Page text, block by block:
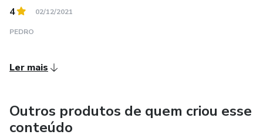
4 02/12/2021
PEDRO
Ler mais
Outros produtos de quem criou esse
conteúdo